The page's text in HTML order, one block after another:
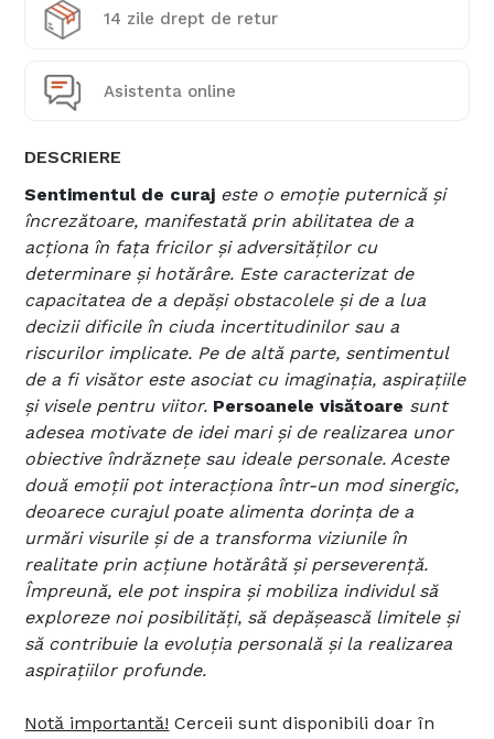
14 zile drept de retur
Asistenta online
DESCRIERE
Sentimentul de curaj este o emoție puternică și
încrezătoare, manifestată prin abilitatea de a
acționa în fața fricilor și adversităților cu
determinare și hotărâre. Este caracterizat de
capacitatea de a depăși obstacolele și de a lua
decizii dificile în ciuda incertitudinilor sau a
riscurilor implicate. Pe de altă parte, sentimentul
de a fi visător este asociat cu imaginația, aspirațiile
și visele pentru viitor. Persoanele visătoare sunt
adesea motivate de idei mari și de realizarea unor
obiective îndrăznețe sau ideale personale. Aceste
două emoții pot interacționa într-un mod sinergic,
deoarece curajul poate alimenta dorința de a
urmări visurile și de a transforma viziunile în
realitate prin acțiune hotărâtă și perseverență.
Împreună, ele pot inspira și mobiliza individul să
exploreze noi posibilități, să depășească limitele și
să contribuie la evoluția personală și la realizarea
aspirațiilor profunde.
Notă importantă! Cerceii sunt disponibili doar în